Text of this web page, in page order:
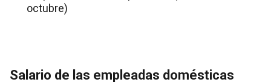
octubre)
Salario de las empleadas domésticas